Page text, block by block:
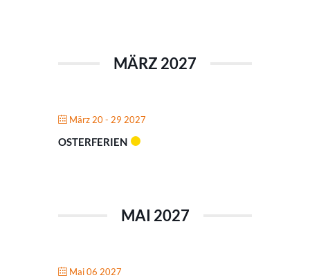
MÄRZ 2027
März 20 - 29 2027
OSTERFERIEN
MAI 2027
Mai 06 2027